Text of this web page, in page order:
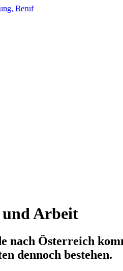
Beruf
und Arbeit
nach Österreich
dennoch bestehen.